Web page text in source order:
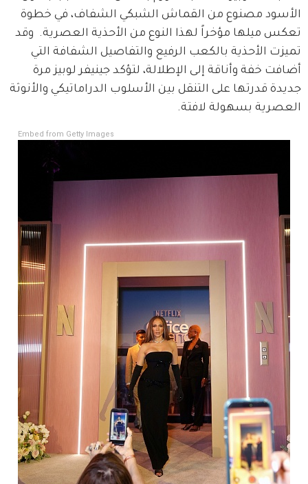
الأسود مصنوع من القماش الشبكي الشفاف، في خطوة
تعكس ميلها مؤخراً لهذا النوع من الأحذية العصرية.  وقد
تميزت الأحذية بالكعب الرفيع والتفاصيل الشفافة التي
أضافت خفة وأناقة إلى الإطلالة، لتؤكد جينيفر لوبيز مرة
جديدة قدرتها على التنقل بين الأسلوب الدراماتيكي والأنوثة
العصرية بسهولة لافتة.
Embed from Getty Images